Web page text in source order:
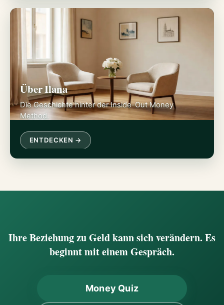
Über Ilana
Die Geschichte hinter der Inside-Out Money
Method.
ENTDECKEN →
Ihre Beziehung zu Geld kann sich verändern. Es
beginnt mit einem Gespräch.
Money Quiz